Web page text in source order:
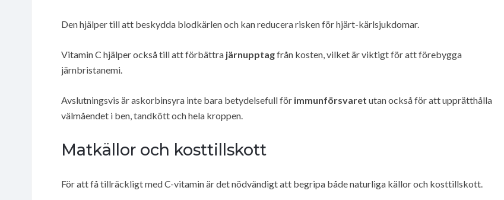
Den hjälper till att beskydda blodkärlen och kan reducera risken för hjärt-kärlsjukdomar.
Vitamin C hjälper också till att förbättra järnupptagfrån kosten, vilket är viktigt för att förebygga
järnbristanemi.
Avslutningsvis är askorbinsyra inte bara betydelsefull för immunförsvaret utan också för att upprätthålla
välmåendet i ben, tandkött och hela kroppen.
Matkällor och kosttillskott
För att få tillräckligt med C-vitamin är det nödvändigt att begripa både naturliga källor och kosttillskott.